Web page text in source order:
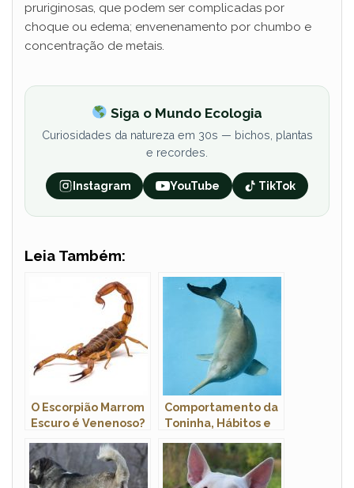
pruriginosas, que podem ser complicadas por
choque ou edema; envenenamento por chumbo e
concentração de metais.
Siga o Mundo Ecologia
Curiosidades da natureza em 30s — bichos, plantas
e recordes.
Instagram YouTube TikTok
Leia Também:
O Escorpião Marrom
Escuro é Venenoso?
Comportamento da
Toninha, Hábitos e
Animal